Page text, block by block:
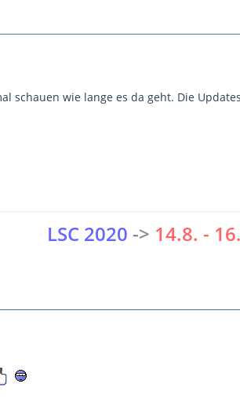
schauen wie lange es da geht. Die
LSC 2020 -> 14.8. -